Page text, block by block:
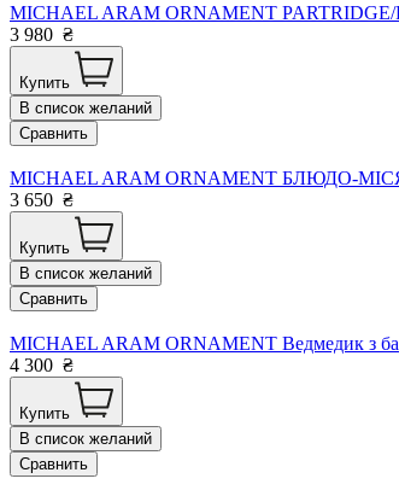
MICHAEL ARAM ORNAMENT PARTRIDGE/
3 980 ₴
Купить
В список желаний
Сравнить
MICHAEL ARAM ORNAMENT БЛЮДО-
3 650 ₴
Купить
В список желаний
Сравнить
MICHAEL ARAM ORNAMENT Ведмедик з
4 300 ₴
Купить
В список желаний
Сравнить